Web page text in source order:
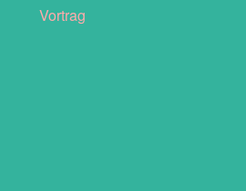
Vortrag